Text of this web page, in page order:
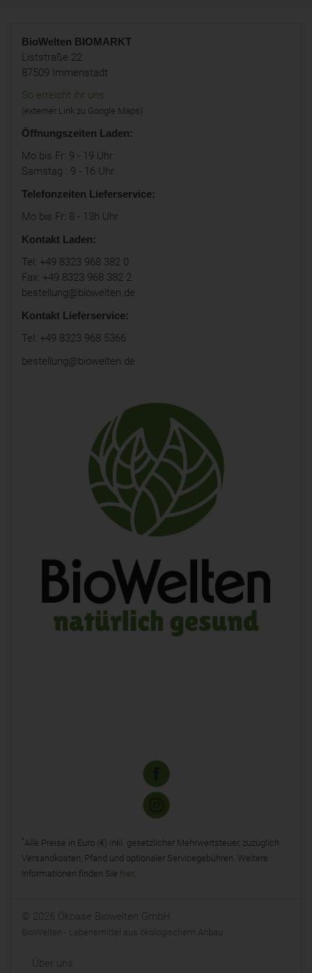
BioWelten BIOMARKT
Liststraße 22
87509 Immenstadt
So erreicht ihr uns
(externer Link zu Google Maps)
Öffnungszeiten Laden:
Mo bis Fr: 9 - 19 Uhr
Samstag : 9 - 16 Uhr
Telefonzeiten Lieferservice:
Mo bis Fr: 8 - 13h Uhr
Kontakt Laden:
Tel: +49 8323 968 382 0
Fax: +49 8323 968 382 2
bestellung@biowelten.de
Kontakt Lieferservice:
Tel: +49 8323 968 5366
bestellung@biowelten.de
*Alle Preise in Euro (€) inkl. gesetzlicher Mehrwertsteuer, zuzüglich
Versandkosten, Pfand und optionaler Servicegebühren. Weitere
Informationen finden Sie hier.
© 2026 Ökoase Biowelten GmbH
BioWelten - Lebensmittel aus ökologischem Anbau
Über uns